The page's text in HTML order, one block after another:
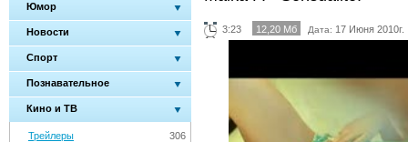
Юмор
Новости
Спорт
Познавательное
Кино и ТВ
306
Трейлеры
3:23 12,20 Мб Дата: 17 Июня 2010г.